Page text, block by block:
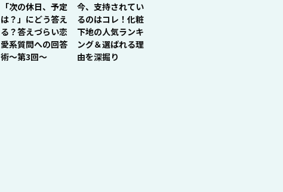
「次の休日、予定
は？」にどう答え
る？答えづらい恋
愛系質問への回答
術～第3回～
今、支持されてい
るのはコレ！化粧
下地の人気ランキ
ング＆選ばれる理
由を深掘り